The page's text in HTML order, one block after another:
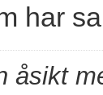
har
åsikt